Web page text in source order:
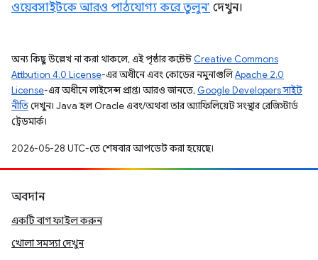
ওয়েবসাইটকে আরও পাঠযোগ্য করে তুলুন’ দেখুন।
অন্য কিছু উল্লেখ না করা থাকলে, এই পৃষ্ঠার কন্টেন্ট Creative Commons
Attribution 4.0 License-এর অধীনে এবং কোডের নমুনাগুলিApache 2.0
License-এর অধীনে লাইসেন্স প্রাপ্ত। আরও জানতে, Google Developers সাইট
নীতিদেখুন। Java হল Oracle এবং/অথবা তার অ্যাফিলিয়েট সংস্থার রেজিস্টার্ড
ট্রেডমার্ক।
2026-05-28 UTC-তে শেষবার আপডেট করা হয়েছে।
অবদান
একটি বাগ ফাইল করুন
খোলা সমস্যা দেখুন